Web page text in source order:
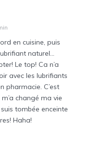
en cuisine, puis
naturel…
Le top! Ca n’a
avec les lubrifiants
pharmacie. C’est
changé ma vie
tombée enceinte
Haha!